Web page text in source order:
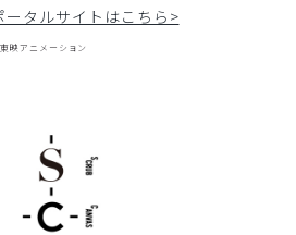
も。
ートニー・チョッパー/S
ータルサイトはこちら>
映アニメーション